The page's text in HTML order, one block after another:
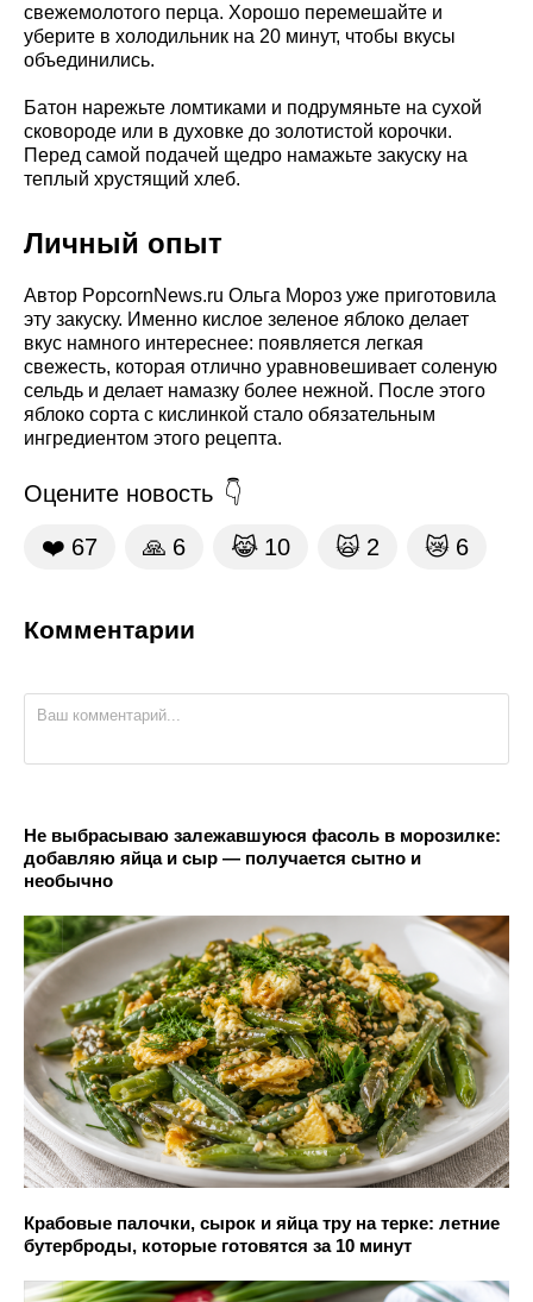
свежемолотого перца. Хорошо перемешайте и
уберите в холодильник на 20 минут, чтобы вкусы
объединились.
Батон нарежьте ломтиками и подрумяньте на сухой
сковороде или в духовке до золотистой корочки.
Перед самой подачей щедро намажьте закуску на
теплый хрустящий хлеб.
Личный опыт
Автор PopcornNews.ru Ольга Мороз уже приготовила
эту закуску. Именно кислое зеленое яблоко делает
вкус намного интереснее: появляется легкая
свежесть, которая отлично уравновешивает соленую
сельдь и делает намазку более нежной. После этого
яблоко сорта с кислинкой стало обязательным
ингредиентом этого рецепта.
Оцените новость
❤️ 67 🙏 6 😹 10 🙀 2 😿 6
Комментарии
Не выбрасываю залежавшуюся фасоль в морозилке:
добавляю яйца и сыр — получается сытно и
необычно
Крабовые палочки, сырок и яйца тру на терке: летние
бутерброды, которые готовятся за 10 минут